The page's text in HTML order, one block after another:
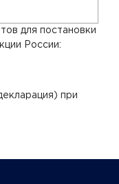
для постановки
России:
при